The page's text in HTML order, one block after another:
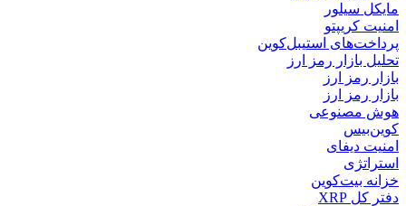
مایکل سیلور
امنیت کریپتو
پرداخت‌های استیبل‌کوین
تحلیل بازار رمز ارز
بازار رمز ارز
بازار رمز ارز
هوش مصنوعی
کوین‌بیس
امنیت دیفای
استراتژی
خزانه بیت‌کوین
دفتر کل XRP